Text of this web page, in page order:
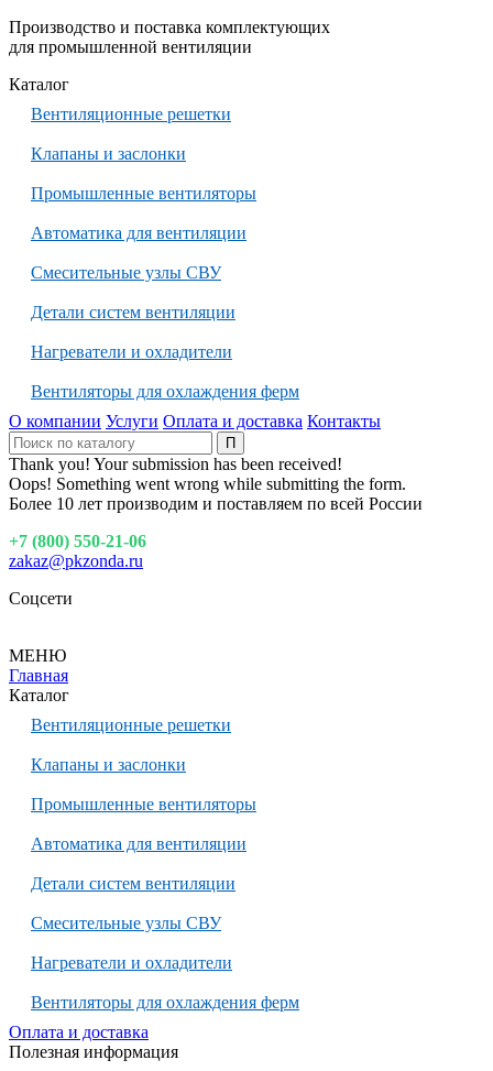
Производство и поставка комплектующих
для промышленной вентиляции
Каталог
Вентиляционные решетки
Клапаны и заслонки
Промышленные вентиляторы
Автоматика для вентиляции
Смесительные узлы СВУ
Детали систем вентиляции
Нагреватели и охладители
Вентиляторы для охлаждения ферм
О компании Услуги Оплата и доставка Контакты
Thank you! Your submission has been received!
Oops! Something went wrong while submitting the form.
Более 10 лет производим и поставляем по всей России
+7 (800) 550-21-06
zakaz@pkzonda.ru
Соцсети
МЕНЮ
Главная
Каталог
Вентиляционные решетки
Клапаны и заслонки
Промышленные вентиляторы
Автоматика для вентиляции
Детали систем вентиляции
Смесительные узлы СВУ
Нагреватели и охладители
Вентиляторы для охлаждения ферм
Оплата и доставка
Полезная информация